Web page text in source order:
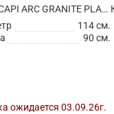
КАШПО CAPI ARC GRANITE PLANTER BALL WARM TAUPE
114 см.
90 см.
ожидается 03.09.26г.